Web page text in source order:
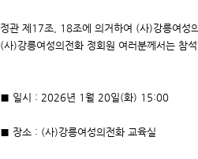
정관 제17조, 18조에 의거하여 (사)강릉여성
(사)강릉여성의전화 정회원 여러분께서는 참
■ 일시 : 2026년 1월 20일(화) 15:00
■ 장소 : (사)강릉여성의전화 교육실